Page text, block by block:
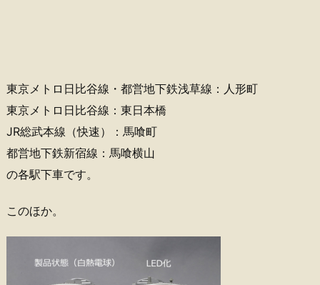
東京メトロ日比谷線・都営地下鉄浅草線：人形町
東京メトロ日比谷線：東日本橋
JR総武本線（快速）：馬喰町
都営地下鉄新宿線：馬喰横山
の各駅下車です。
このほか。